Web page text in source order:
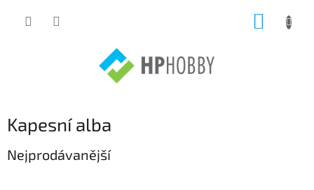
Kapesní alba
Nejprodávanější